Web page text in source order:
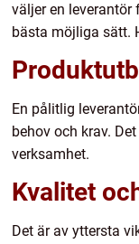
väljer en
bästa möjliga sätt.
En pålitlig
behov och krav.
verksamhet.
Kvalitet
Det är av yttersta